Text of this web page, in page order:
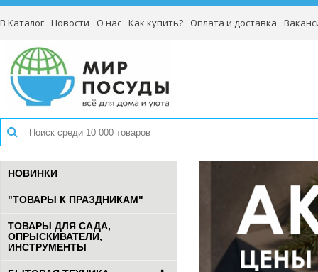
В Каталог Новости О нас Как купить? Оплата и доставка
НОВИНКИ
"ТОВАРЫ К ПРАЗДНИКАМ"
ТОВАРЫ ДЛЯ САДА,
ОПРЫСКИВАТЕЛИ,
ИНСТРУМЕНТЫ